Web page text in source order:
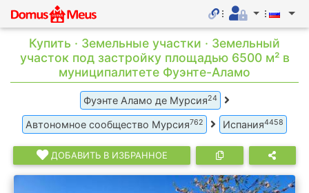
Купить · Земельные участки · Земельный
участок под застройку площадью 6500 м² в
муниципалитете Фуэнте-Аламо
Фуэнте Аламо де Мурсия24
Автономное сообщество Мурсия762 Испания4458
ДОБАВИТЬ В ИЗБРАННОЕ